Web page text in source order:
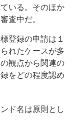
いる。そのほか
査中だ。
登録の申請は１
れたケースが多
観点から関連の
をどの程度認め
ド名は原則とし